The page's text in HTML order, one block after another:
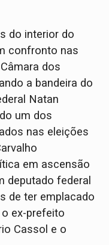
do interior do
confronto nas
dos
a bandeira do
Natan
um dos
nas eleições
em ascensão
deputado federal
de ter emplacado
ex-prefeito
Cassol e o